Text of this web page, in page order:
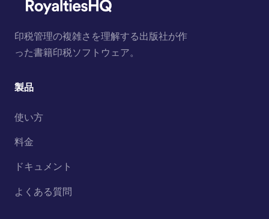
印税管理の複雑さを理解する出版社が作
った書籍印税ソフトウェア。
製品
使い方
料金
ドキュメント
よくある質問